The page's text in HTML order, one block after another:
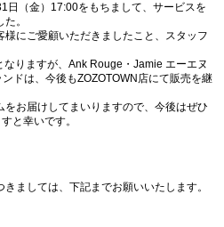
日（金）17:00をもちまして、サービスを
。
にご愛顧いただきましたこと、スタッフ
りますが、Ank Rouge・Jamie エーエヌ
ドは、今後もZOZOTOWN店にて販売を継
お届けしてまいりますので、今後はぜひ
と幸いです。
ましては、下記までお願いいたします。